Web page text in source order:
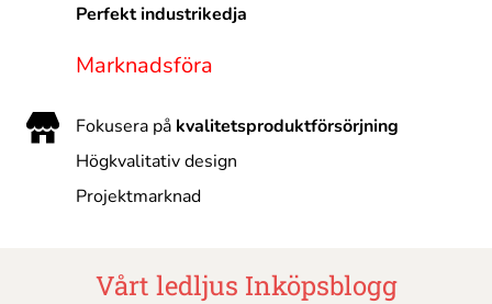
Perfekt industrikedja
Marknadsföra
Fokusera på kvalitetsproduktförsörjning
Högkvalitativ design
Projektmarknad
Vårt ledljus Inköpsblogg